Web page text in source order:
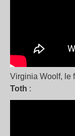
Virginia Woolf, le
Toth :